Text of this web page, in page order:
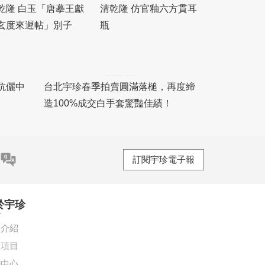
隆 白玉「唐摹王獻
度來遲帖」別子
清乾隆 仿官釉六方貫耳
瓶
儷中
台北宇珍春季拍賣圓滿落槌，再度締
造100%成交白手套驚豔佳績！